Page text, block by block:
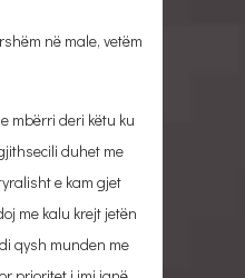
në male, vetëm
mbërri deri këtu ku
duhet me
e kam gjet
me kalu krejt jetën
qysh munden me